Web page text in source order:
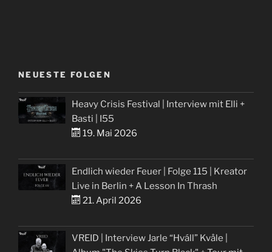
NEUESTE FOLGEN
Heavy Crisis Festival | Interview mit Elli +
Basti | I55
19. Mai 2026
Endlich wieder Feuer | Folge 115 | Kreator
Live in Berlin + A Lesson In Thrash
21. April 2026
VREID | Interview Jarle “Hváll” Kvåle |